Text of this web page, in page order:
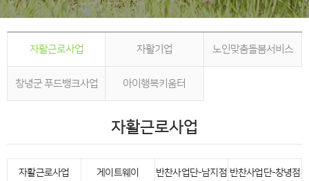
자활근로사업 자활기업 노인맞춤돌봄서비스
창녕군 푸드뱅크사업 아이행복키움터
자활근로사업
자활근로사업 게이트웨이 반찬사업단-남지점 반찬사업단-창녕점